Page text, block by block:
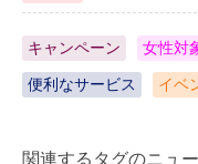
キャンペーン 女性対
便利なサービス イベ
関連するタグのニュ